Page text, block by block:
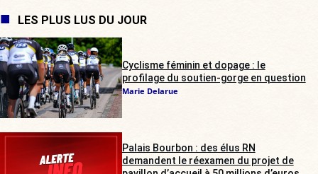
LES PLUS LUS DU JOUR
Cyclisme féminin et dopage : le
profilage du soutien-gorge en question
Marie Delarue
Palais Bourbon : des élus RN
demandent le réexamen du projet de